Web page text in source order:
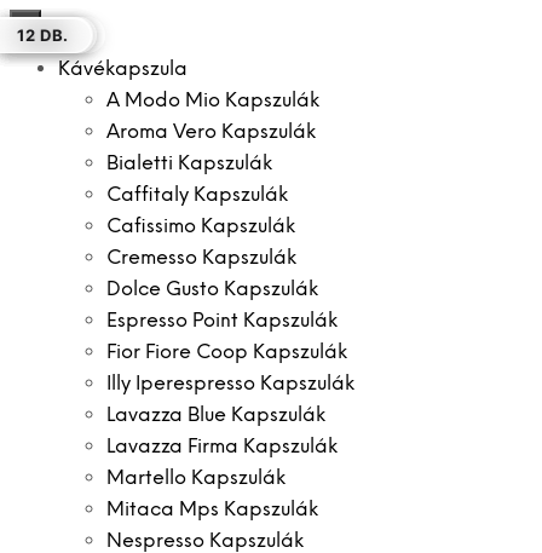
×
Kávékapszula
A Modo Mio Kapszulák
Aroma Vero Kapszulák
Bialetti Kapszulák
Caffitaly Kapszulák
Cafissimo Kapszulák
Cremesso Kapszulák
Dolce Gusto Kapszulák
Espresso Point Kapszulák
Fior Fiore Coop Kapszulák
Illy Iperespresso Kapszulák
Lavazza Blue Kapszulák
Lavazza Firma Kapszulák
Martello Kapszulák
Mitaca Mps Kapszulák
Nespresso Kapszulák
100 DB.
50 DB.
50 DB.
30 DB.
12 DB.
16 DB.
12 DB.